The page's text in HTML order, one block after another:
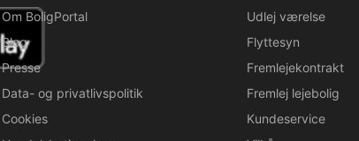
Om BoligPortal
Blog
Presse
Data- og privatlivspolitik
Cookies
Udlej værelse
Flyttesyn
Fremlejekontrakt
Fremlej lejebolig
Kundeservice